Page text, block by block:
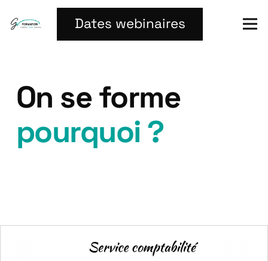
Dates webinaires
On se forme
pourquoi ?